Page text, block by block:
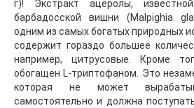
г)! Экстракт ацеролы,
барбадосской вишни (Malpighia
одним из самых богатых природных
содержит гораздо большее
например, цитрусовые. Кроме
обогащен L-триптофаном. Это
которая не может
самостоятельно и должна